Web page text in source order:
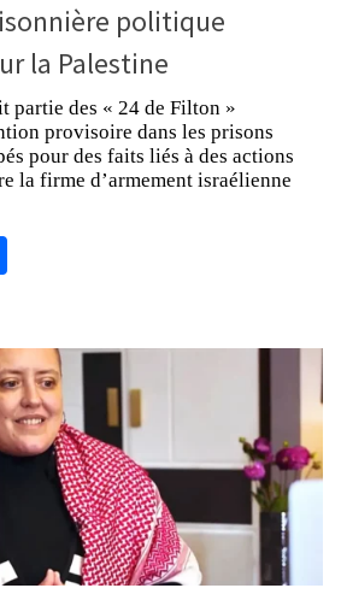
politique
la Palestine
partie des « 24 de Filton »
provisoire dans les prisons
pour des faits liés à des actions
la firme d’armement israélienne